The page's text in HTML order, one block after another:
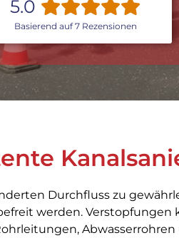
5.0
Basierend auf 7 Rezensionen
Durchfluss zu
werden. Verstopfungen